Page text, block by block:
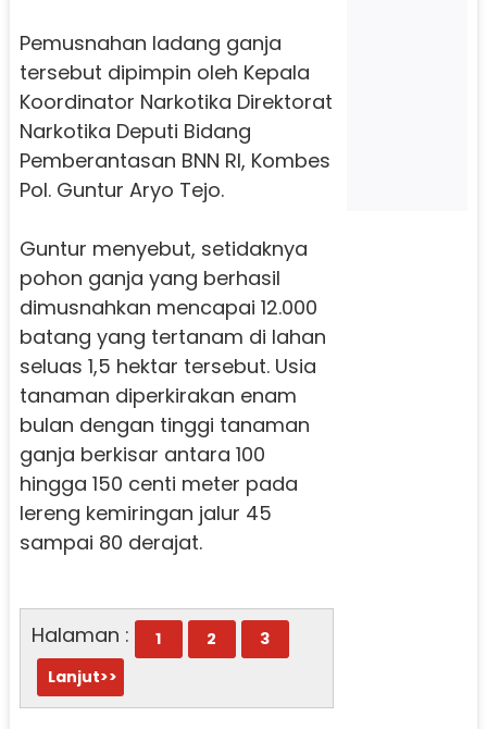
Pemusnahan ladang ganja
tersebut dipimpin oleh Kepala
Koordinator Narkotika Direktorat
Narkotika Deputi Bidang
Pemberantasan BNN RI, Kombes
Pol. Guntur Aryo Tejo.
Guntur menyebut, setidaknya
pohon ganja yang berhasil
dimusnahkan mencapai 12.000
batang yang tertanam di lahan
seluas 1,5 hektar tersebut. Usia
tanaman diperkirakan enam
bulan dengan tinggi tanaman
ganja berkisar antara 100
hingga 150 centi meter pada
lereng kemiringan jalur 45
sampai 80 derajat.
Halaman : 1 2
3
Lanjut>>